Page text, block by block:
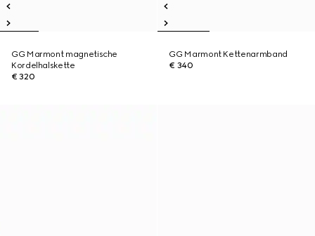
GG Marmont magnetische
Kordelhalskette
€ 320
GG Marmont Kettenarmband
€ 340